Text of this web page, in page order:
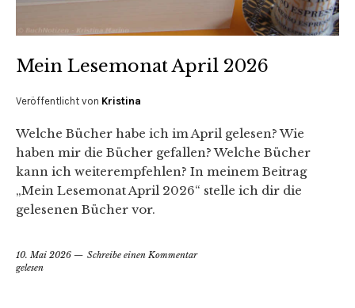
Mein Lesemonat April 2026
Veröffentlicht von Kristina
Welche Bücher habe ich im April gelesen? Wie
haben mir die Bücher gefallen? Welche Bücher
kann ich weiterempfehlen? In meinem Beitrag
„Mein Lesemonat April 2026“ stelle ich dir die
gelesenen Bücher vor.
10. Mai 2026
Schreibe einen Kommentar
gelesen